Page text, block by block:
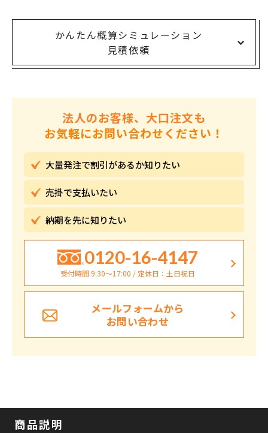
かんたん概算シミュレーション
見積依頼
法人のお客様、大口注文も
お気軽にお問い合わせください！
大量発注で割引があるか知りたい
売掛で支払いたい
納期を先に知りたい
0120-16-4147
受付時間 9:30〜17:00 / 定休日：土日祝日
メールフォームから
お問い合わせ
商品説明